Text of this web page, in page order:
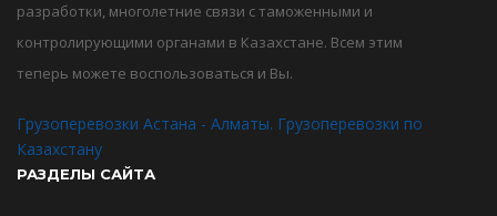
разработки, многолетние связи с таможенными и
контролирующими органами в Казахстане. Всем этим
теперь можете воспользоваться и Вы.
Грузоперевозки Астана - Алматы. Грузоперевозки по
Казахстану
РАЗДЕЛЫ САЙТА